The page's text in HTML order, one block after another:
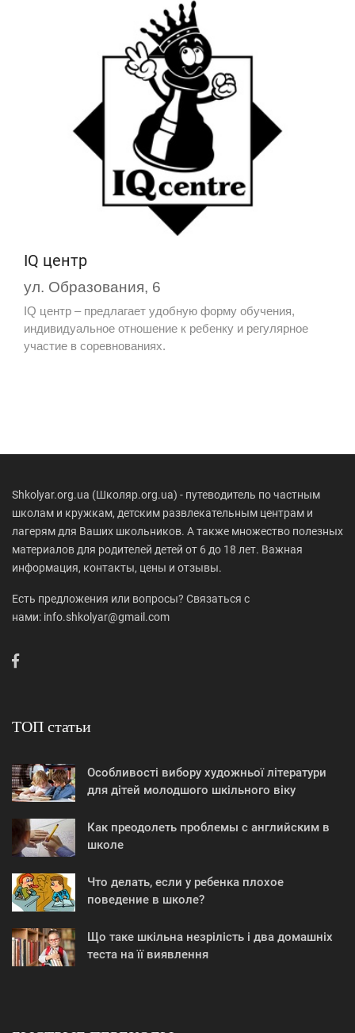
IQ центр
ул. Образования, 6
IQ центр – предлагает удобную форму обучения,
индивидуальное отношение к ребенку и регулярное
участие в соревнованиях.
Shkolyar.org.ua (Школяр.org.ua) - путеводитель по частным
школам и кружкам, детским развлекательным центрам и
лагерям для Ваших школьников. А также множество полезных
материалов для родителей детей от 6 до 18 лет. Важная
информация, контакты, цены и отзывы.
Есть предложения или вопросы? Связаться с
нами: info.shkolyar@gmail.com
ТОП статьи
Особливості вибору художньої літератури
для дітей молодшого шкільного віку
Как преодолеть проблемы с английским в
школе
Что делать, если у ребенка плохое
поведение в школе?
Що таке шкільна незрілість і два домашніх
теста на її виявлення